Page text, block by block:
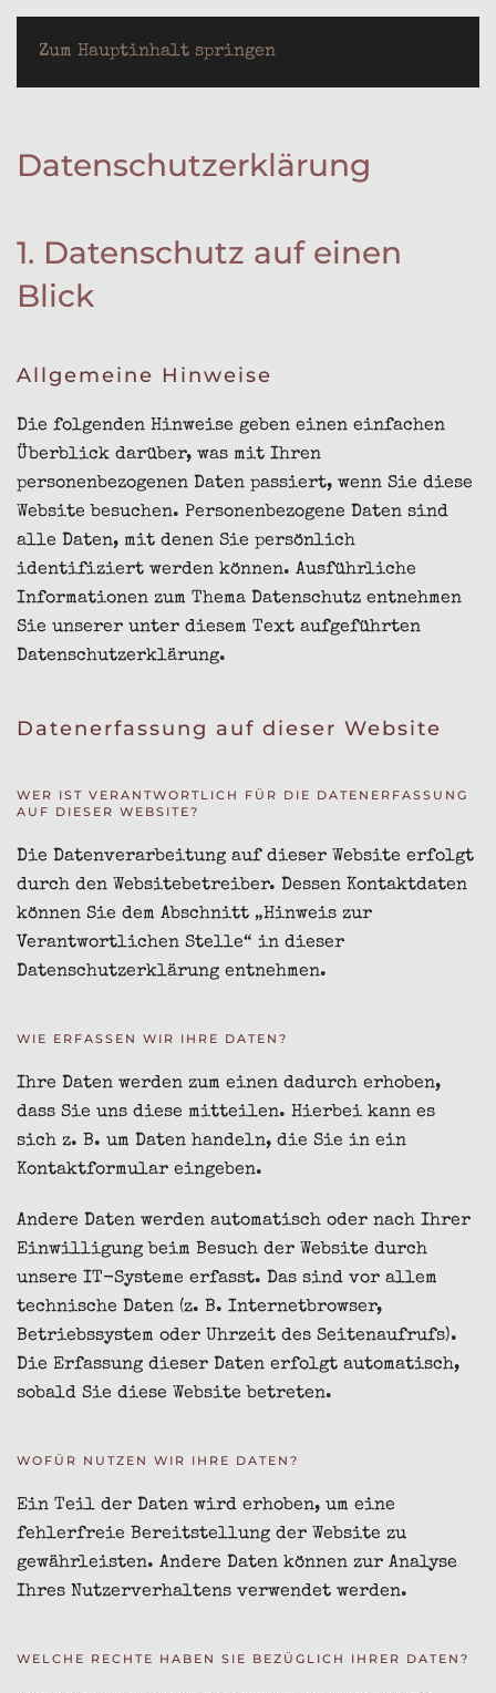
Zum Hauptinhalt springen
Datenschutz­erklärung
1. Datenschutz auf einen
Blick
Allgemeine Hinweise
Die folgenden Hinweise geben einen einfachen
Überblick darüber, was mit Ihren
personenbezogenen Daten passiert, wenn Sie diese
Website besuchen. Personenbezogene Daten sind
alle Daten, mit denen Sie persönlich
identifiziert werden können. Ausführliche
Informationen zum Thema Datenschutz entnehmen
Sie unserer unter diesem Text aufgeführten
Datenschutzerklärung.
Datenerfassung auf dieser Website
WER IST VERANTWORTLICH FÜR DIE DATENERFASSUNG
AUF DIESER WEBSITE?
Die Datenverarbeitung auf dieser Website erfolgt
durch den Websitebetreiber. Dessen Kontaktdaten
können Sie dem Abschnitt „Hinweis zur
Verantwortlichen Stelle“ in dieser
Datenschutzerklärung entnehmen.
WIE ERFASSEN WIR IHRE DATEN?
Ihre Daten werden zum einen dadurch erhoben,
dass Sie uns diese mitteilen. Hierbei kann es
sich z. B. um Daten handeln, die Sie in ein
Kontaktformular eingeben.
Andere Daten werden automatisch oder nach Ihrer
Einwilligung beim Besuch der Website durch
unsere IT-Systeme erfasst. Das sind vor allem
technische Daten (z. B. Internetbrowser,
Betriebssystem oder Uhrzeit des Seitenaufrufs).
Die Erfassung dieser Daten erfolgt automatisch,
sobald Sie diese Website betreten.
WOFÜR NUTZEN WIR IHRE DATEN?
Ein Teil der Daten wird erhoben, um eine
fehlerfreie Bereitstellung der Website zu
gewährleisten. Andere Daten können zur Analyse
Ihres Nutzerverhaltens verwendet werden.
WELCHE RECHTE HABEN SIE BEZÜGLICH IHRER DATEN?